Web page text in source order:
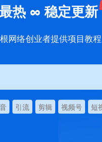
热 ∞ 稳定更新
网络创业者提供项目教程
引流 剪辑 视频号 短